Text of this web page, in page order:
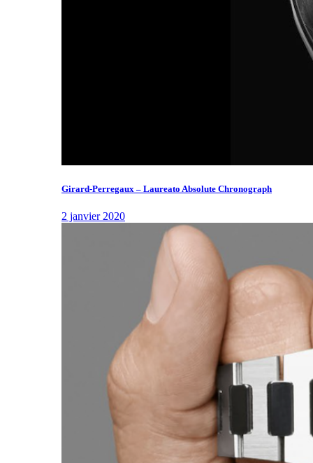
Girard-Perregaux – Laureato Absolute Chronograph
2 janvier 2020